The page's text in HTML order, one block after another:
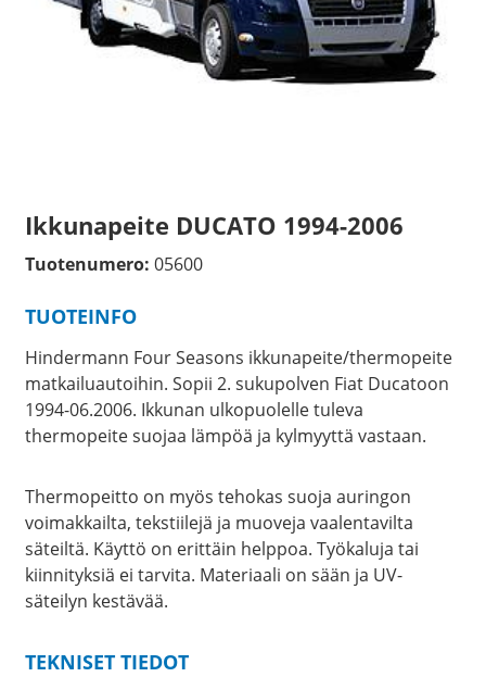
Ikkunapeite DUCATO 1994-2006
Tuotenumero: 05600
TUOTEINFO
Hindermann Four Seasons ikkunapeite/thermopeite
matkailuautoihin. Sopii 2. sukupolven Fiat Ducatoon
1994-06.2006. Ikkunan ulkopuolelle tuleva
thermopeite suojaa lämpöä ja kylmyyttä vastaan.
Thermopeitto on myös tehokas suoja auringon
voimakkailta, tekstiilejä ja muoveja vaalentavilta
säteiltä. Käyttö on erittäin helppoa. Työkaluja tai
kiinnityksiä ei tarvita. Materiaali on sään ja UV-
säteilyn kestävää.
TEKNISET TIEDOT